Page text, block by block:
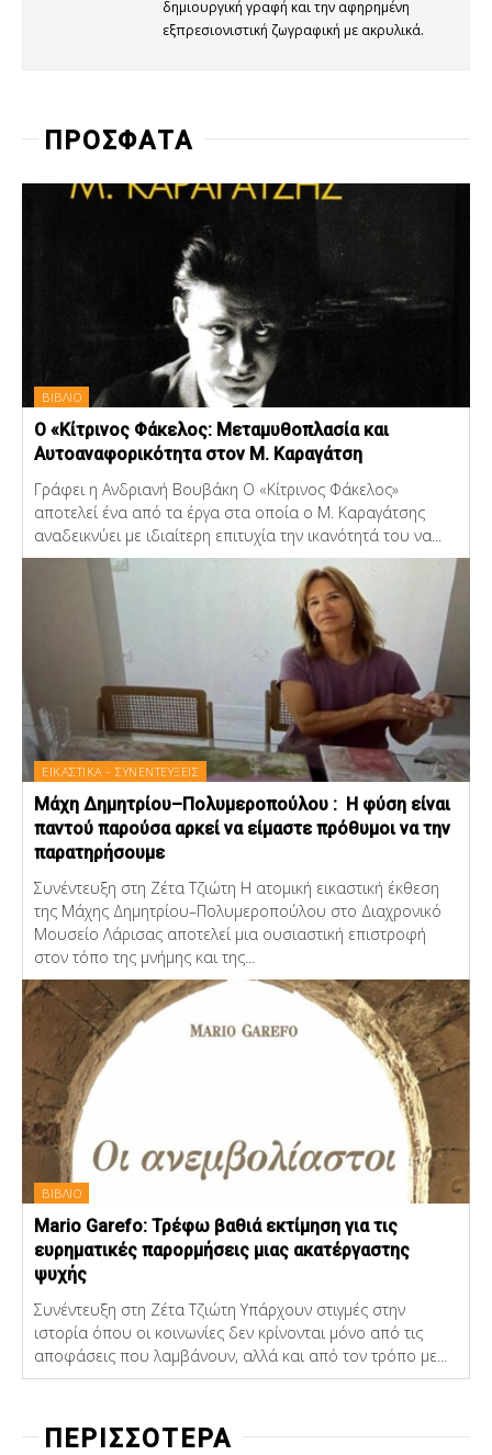
δημιουργική γραφή και την αφηρημένη
εξπρεσιονιστική ζωγραφική με ακρυλικά.
ΠΡΟΣΦΑΤΑ
ΒΙΒΛΙΟ
Ο «Κίτρινος Φάκελος: Μεταμυθοπλασία και
Αυτοαναφορικότητα στον Μ. Καραγάτση
Γράφει η Ανδριανή Βουβάκη Ο «Κίτρινος Φάκελος»
αποτελεί ένα από τα έργα στα οποία ο Μ. Καραγάτσης
αναδεικνύει με ιδιαίτερη επιτυχία την ικανότητά του να...
ΕΙΚΑΣΤΙΚΑ - ΣΥΝΕΝΤΕΥΞΕΙΣ
Μάχη Δημητρίου–Πολυμεροπούλου : Η φύση είναι
παντού παρούσα αρκεί να είμαστε πρόθυμοι να την
παρατηρήσουμε
Συνέντευξη στη Ζέτα Τζιώτη Η ατομική εικαστική έκθεση
της Μάχης Δημητρίου–Πολυμεροπούλου στο Διαχρονικό
Μουσείο Λάρισας αποτελεί μια ουσιαστική επιστροφή
στον τόπο της μνήμης και της...
ΒΙΒΛΙΟ
Mario Garefo: Τρέφω βαθιά εκτίμηση για τις
ευρηματικές παρορμήσεις μιας ακατέργαστης
ψυχής
Συνέντευξη στη Ζέτα Τζιώτη Υπάρχουν στιγμές στην
ιστορία όπου οι κοινωνίες δεν κρίνονται μόνο από τις
αποφάσεις που λαμβάνουν, αλλά και από τον τρόπο με...
ΠΕΡΙΣΣΟΤΕΡΑ